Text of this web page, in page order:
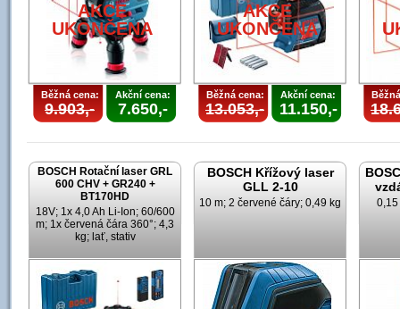
AKCE
UKONČENA
Běžná cena:
9.903,-
Akční cena:
7.650,-
AKCE
UKONČENA
Běžná cena:
13.053,-
Akční cena:
11.150,-
BOSCH Rotační laser GRL
600 CHV + GR240 +
BT170HD
18V; 1x 4,0 Ah Li-Ion; 60/600
m; 1x červená čára 360°; 4,3
kg; lať, stativ
BOSCH Křížový laser
GLL 2-10
10 m; 2 červené čáry; 0,49 kg 0,15